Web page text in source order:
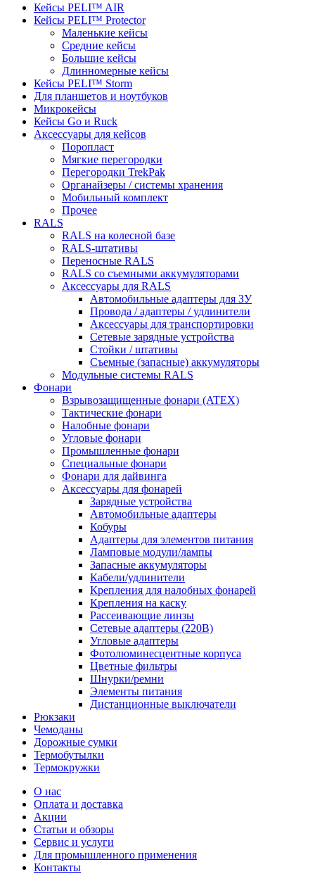
Кейсы PELI™ AIR
Кейсы PELI™ Protector
Маленькие кейсы
Средние кейсы
Большие кейсы
Длинномерные кейсы
Кейсы PELI™ Storm
Для планшетов и ноутбуков
Микрокейсы
Кейсы Go и Ruck
Аксессуары для кейсов
Поропласт
Мягкие перегородки
Перегородки TrekPak
Органайзеры / системы хранения
Мобильный комплект
Прочее
RALS
RALS на колесной базе
RALS-штативы
Переносные RALS
RALS со съемными аккумуляторами
Аксессуары для RALS
Автомобильные адаптеры для ЗУ
Провода / адаптеры / удлинители
Аксессуары для транспортировки
Сетевые зарядные устройства
Стойки / штативы
Съемные (запасные) аккумуляторы
Модульные системы RALS
Фонари
Взрывозащищенные фонари (ATEX)
Тактические фонари
Налобные фонари
Угловые фонари
Промышленные фонари
Специальные фонари
Фонари для дайвинга
Аксессуары для фонарей
Зарядные устройства
Автомобильные адаптеры
Кобуры
Адаптеры для элементов питания
Ламповые модули/лампы
Запасные аккумуляторы
Кабели/удлинители
Крепления для налобных фонарей
Крепления на каску
Рассеивающие линзы
Сетевые адаптеры (220В)
Угловые адаптеры
Фотолюминесцентные корпуса
Цветные фильтры
Шнурки/ремни
Элементы питания
Дистанционные выключатели
Рюкзаки
Чемоданы
Дорожные сумки
Термобутылки
Термокружки
О нас
Оплата и доставка
Акции
Статьи и обзоры
Сервис и услуги
Для промышленного применения
Контакты